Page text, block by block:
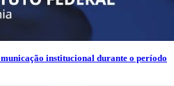
institucional durante o período